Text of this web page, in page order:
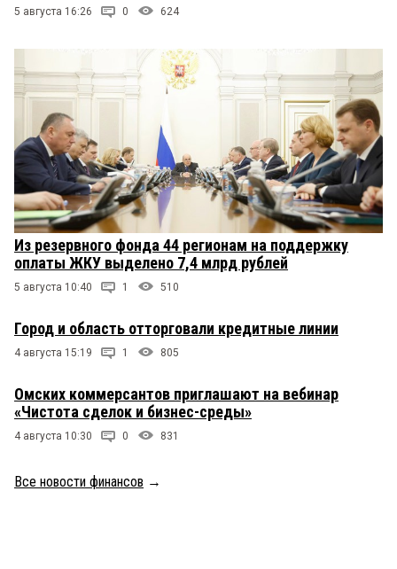
5 августа 16:26 0 624
Из резервного фонда 44 регионам на поддержку
оплаты ЖКУ выделено 7,4 млрд рублей
5 августа 10:40 1 510
Город и область отторговали кредитные линии
4 августа 15:19 1 805
Омских коммерсантов приглашают на вебинар
«Чистота сделок и бизнес-среды»
4 августа 10:30 0 831
Все новости финансов →